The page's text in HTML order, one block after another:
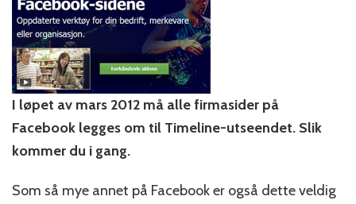
I løpet av mars 2012 må alle firmasider på
Facebook legges om til Timeline-utseendet. Slik
kommer du i gang.
Som så mye annet på Facebook er også dette veldig